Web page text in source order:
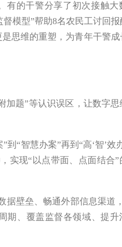
的干警分享了初次接触大
模型”帮助8名农民工讨回
思维的重塑，为青年干警成
题”等认识误区，让数字思
“智慧办案”再到“高‘智’效
实现“以点带面、点面结合”
壁垒、畅通外部信息渠道
、覆盖监督各领域、提升